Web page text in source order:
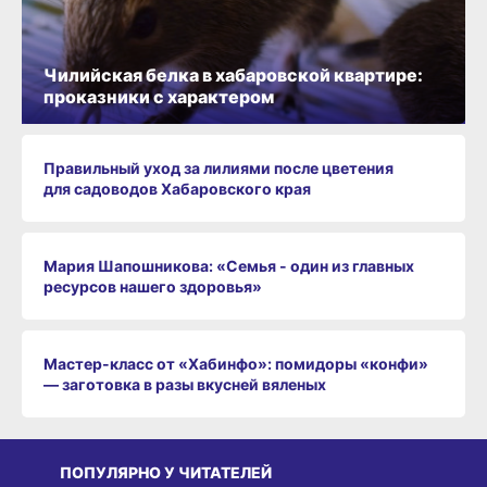
Правильный уход за лилиями после цветения
для садоводов Хабаровского края
Мария Шапошникова: «Семья - один из главных
ресурсов нашего здоровья»
Мастер-класс от «Хабинфо»: помидоры «конфи»
— заготовка в разы вкусней вяленых
Чилийская белка в хабаровской квартире:
проказники с характером
ПОПУЛЯРНО У ЧИТАТЕЛЕЙ